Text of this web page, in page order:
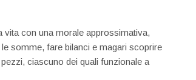
con una morale approssimativa,
somme, fare bilanci e magari scoprire
ciascuno dei quali funzionale a